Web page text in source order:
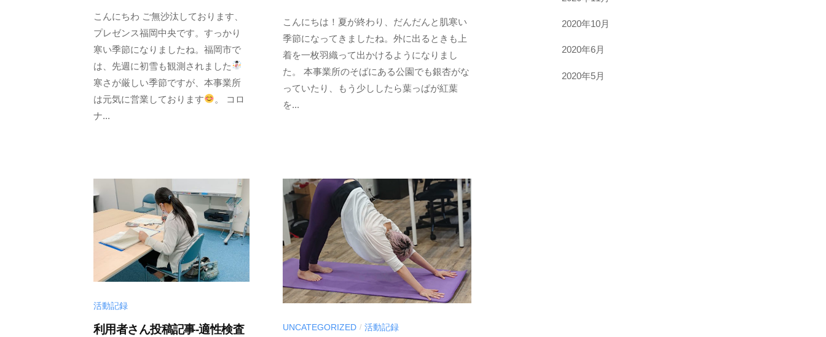
こんにちわ ご無沙汰しております、
プレゼンス福岡中央です。すっかり
寒い季節になりましたね。福岡市で
は、先週に初雪も観測されました
寒さが厳しい季節ですが、本事業所
は元気に営業しております
。 コロ
ナ...
こんにちは！夏が終わり、だんだんと肌寒い
季節になってきましたね。外に出るときも上
着を一枚羽織って出かけるようになりまし
た。 本事業所のそばにある公園でも銀杏がな
っていたり、もう少ししたら葉っぱが紅葉
を...
活動記録
利用者さん投稿記事-適性検査
UNCATEGORIZED / 活動記録
2020年10月
2020年6月
2020年5月